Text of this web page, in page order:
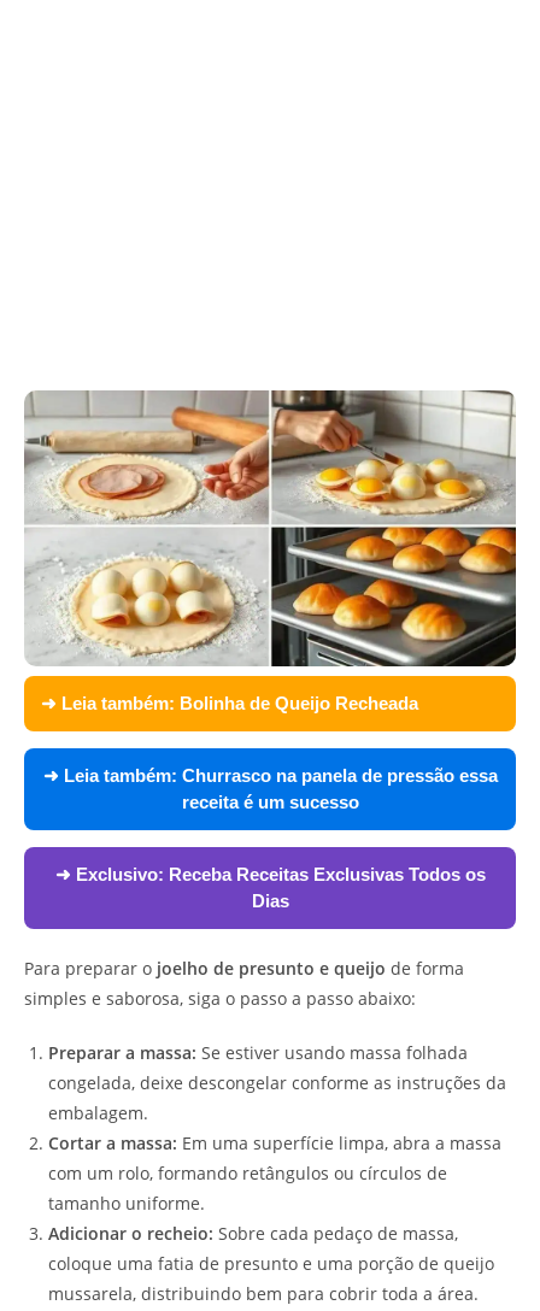
➜ Leia também: Bolinha de Queijo Recheada
➜ Leia também: Churrasco na panela de pressão essa
receita é um sucesso
➜ Exclusivo: Receba Receitas Exclusivas Todos os
Dias
Para preparar o joelho de presunto e queijo de forma
simples e saborosa, siga o passo a passo abaixo:
Preparar a massa: Se estiver usando massa folhada
congelada, deixe descongelar conforme as instruções da
embalagem.
Cortar a massa: Em uma superfície limpa, abra a massa
com um rolo, formando retângulos ou círculos de
tamanho uniforme.
Adicionar o recheio: Sobre cada pedaço de massa,
coloque uma fatia de presunto e uma porção de queijo
mussarela, distribuindo bem para cobrir toda a área.